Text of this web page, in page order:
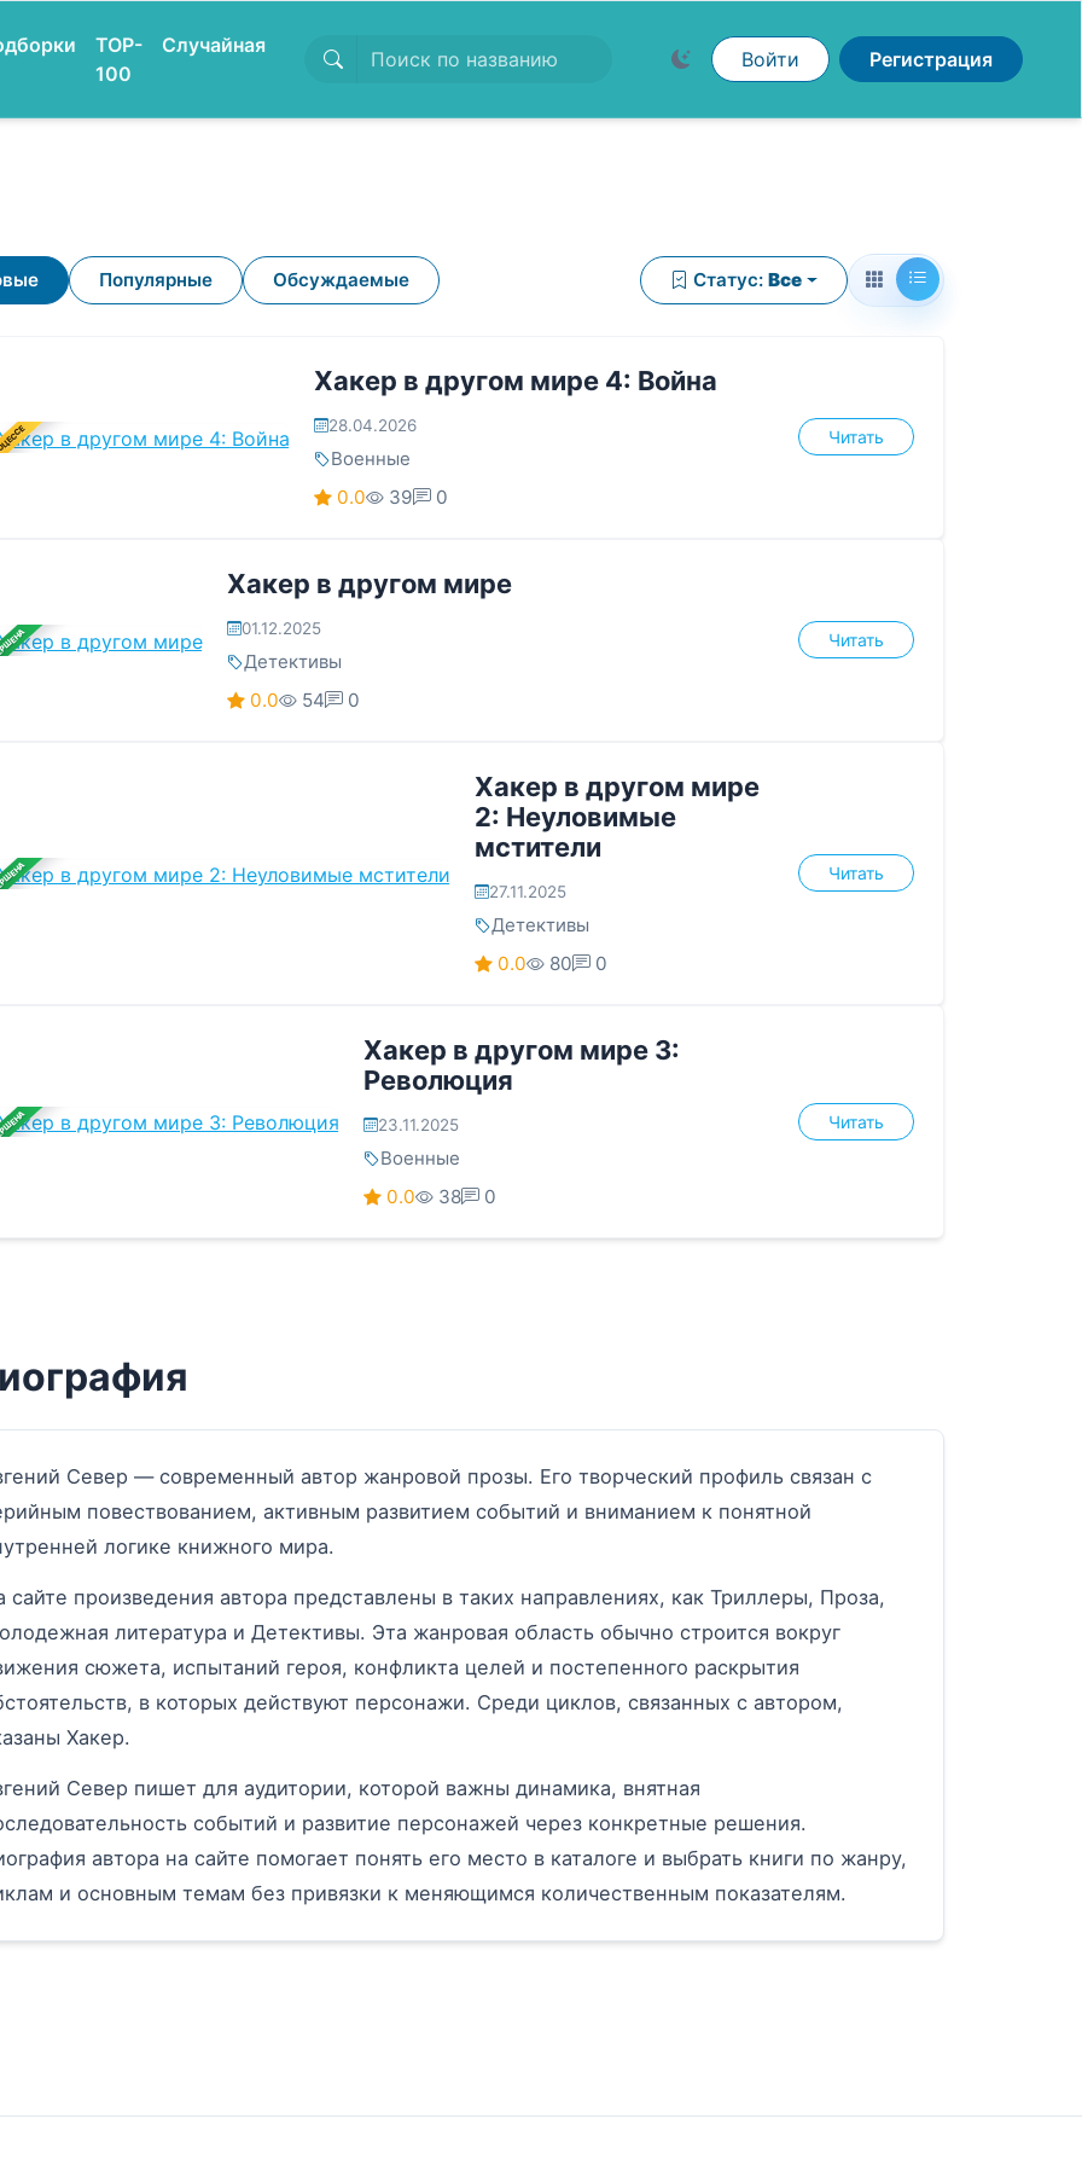
TOP-
100
Случайная
Войти Регистрация
Популярные Обсуждаемые Статус: Все
Хакер в другом мире 4: Война
28.04.2026
Военные
0.0
39 0
Читать
Хакер в другом мире
01.12.2025
Детективы
0.0
54 0
Читать
Хакер в другом мире
2: Неуловимые
мстители
27.11.2025
Детективы
0.0
80 0
Читать
Хакер в другом мире 3:
Революция
23.11.2025
Военные
0.0
38 0
Читать
Север — современный автор жанровой прозы. Его творческий профиль связан с
повествованием, активным развитием событий и вниманием к понятной
логике книжного мира.
сайте произведения автора представлены в таких направлениях, как Триллеры, Проза,
литература и Детективы. Эта жанровая область обычно строится вокруг
сюжета, испытаний героя, конфликта целей и постепенного раскрытия
в которых действуют персонажи. Среди циклов, связанных с автором,
Хакер.
Север пишет для аудитории, которой важны динамика, внятная
событий и развитие персонажей через конкретные решения.
автора на сайте помогает понять его место в каталоге и выбрать книги по жанру,
и основным темам без привязки к меняющимся количественным показателям.